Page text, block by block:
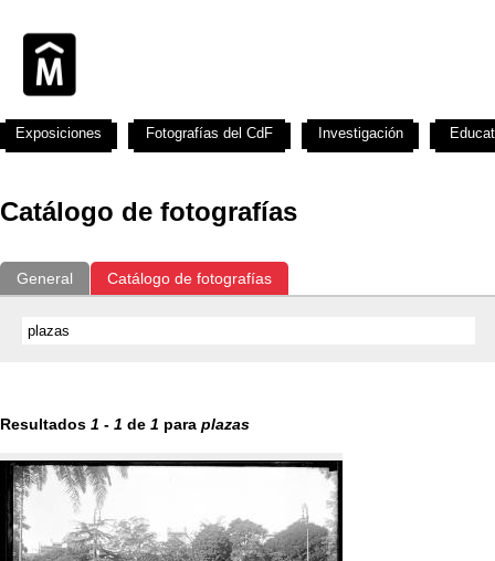
Catálogo de fotografías
General Catálogo de fotografías
Resultados 1 - 1 de 1 para plazas
Exposiciones Fotografías del CdF Investigación